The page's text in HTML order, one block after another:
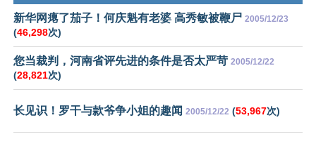
新华网瘪了茄子！何庆魁有老婆 高秀敏被鞭尸 2005/12/23
(46,298次)
您当裁判，河南省评先进的条件是否太严苛 2005/12/22
(28,821次)
长见识！罗干与款爷争小姐的趣闻 2005/12/22 (53,967次)